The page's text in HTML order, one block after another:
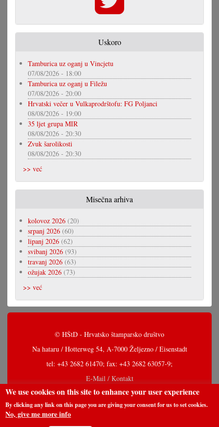
Uskoro
Tamburica uz oganj u Vincjetu
07/08/2026 - 18:00
Tamburica uz oganj u Filežu
07/08/2026 - 20:00
Hrvatski večer u Vulkaprodrštofu: FG Poljanci
08/08/2026 - 19:00
35 ljet grupa MIR
08/08/2026 - 20:30
Zvuk šarolikosti
08/08/2026 - 20:30
>> već
Misečna arhiva
kolovoz 2026 (20)
srpanj 2026 (60)
lipanj 2026 (62)
svibanj 2026 (93)
travanj 2026 (63)
ožujak 2026 (73)
>> već
© HŠtD - Hrvatsko štamparsko društvo
Na hataru / Hotterweg 54, A-7000 Željezno / Eisenstadt
tel: +43 2682 61470; fax: +43 2682 63057-9;
E-Mail / Kontakt
We use cookies on this site to enhance your user experience
By clicking any link on this page you are giving your consent for us to set cookies.
No, give me more info